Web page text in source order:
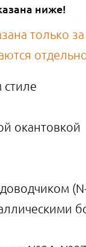
ниже!
только
окантовкой